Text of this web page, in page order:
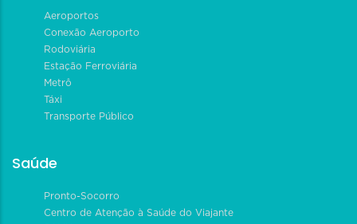
Aeroportos
Conexão Aeroporto
Rodoviária
Estação Ferroviária
Metrô
Táxi
Transporte Público
Saúde
Pronto-Socorro
Centro de Atenção à Saúde do Viajante